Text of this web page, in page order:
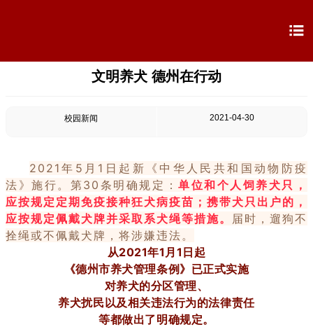

文明养犬 德州在行动
校园新闻 2021-04-30
2021年5月1日起新《中华人民共和国动物防疫
法》施行。第30条明确规定：单位和个人饲养犬只，
应按规定定期免疫接种狂犬病疫苗；携带犬只出户的，
应按规定佩戴犬牌并采取系犬绳等措施。 届时，遛狗不
拴绳或不佩戴犬牌，将涉嫌违法。
从2021年1月1日起
《德州市养犬管理条例》已正式实施
对养犬的分区管理、
养犬扰民以及相关违法行为的法律责任
等都做出了明确规定。
学校概况
 教学教研
 最新公告
科学技术实验校